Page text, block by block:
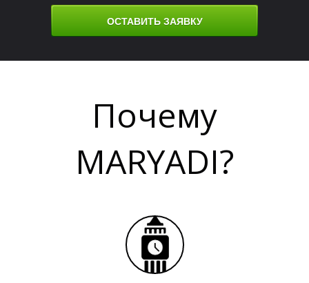
ОСТАВИТЬ ЗАЯВКУ
Почему
MARYADI?